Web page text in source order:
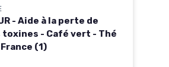
- Aide à la perte de
toxines - Café vert - Thé
(1)